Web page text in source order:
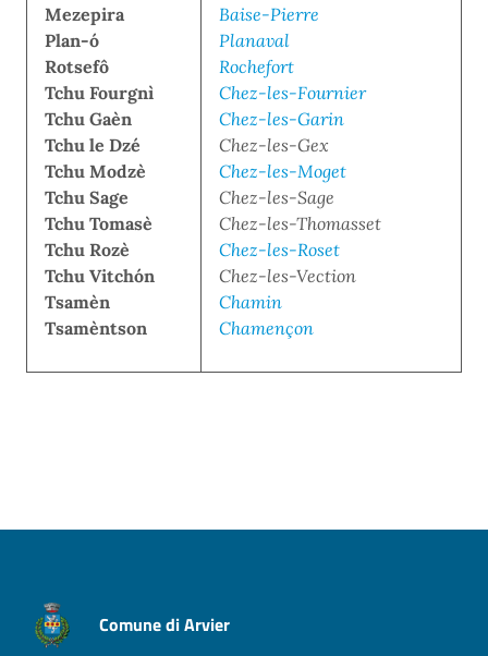
Mezepira
Plan-ó
Rotsefô
Tchu Fourgnì
Tchu Gaèn
Tchu le Dzé
Tchu Modzè
Tchu Sage
Tchu Tomasè
Tchu Rozè
Tchu Vitchón
Tsamèn
Tsamèntson
Baise-Pierre
Planaval
Rochefort
Chez-les-Fournier
Chez-les-Garin
Chez-les-Gex
Chez-les-Moget
Chez-les-Sage
Chez-les-Thomasset
Chez-les-Roset
Chez-les-Vection
Chamin
Chamençon
Comune di Arvier